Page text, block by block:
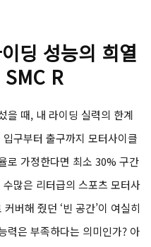
딩 성능의 희열
R
을 때, 내 라이딩 실력의 한계
구부터 출구까지 모터사이클
로 가정한다면 최소 30% 구간
많은 리터급의 스포츠 모터사
버해 줬던 ‘빈 공간’이 여실히
력은 부족하다는 의미인가? 아